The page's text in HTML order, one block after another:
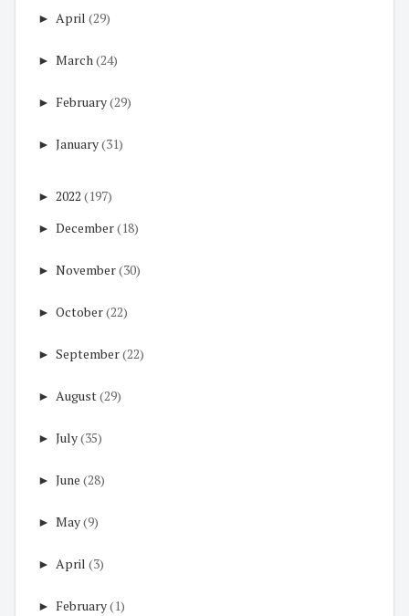
► April (29)
► March(24)
► February(29)
► January(31)
► 2022 (197)
► December(18)
► November(30)
► October(22)
► September(22)
► August(29)
► July(35)
► June (28)
► May(9)
► April (3)
► February(1)